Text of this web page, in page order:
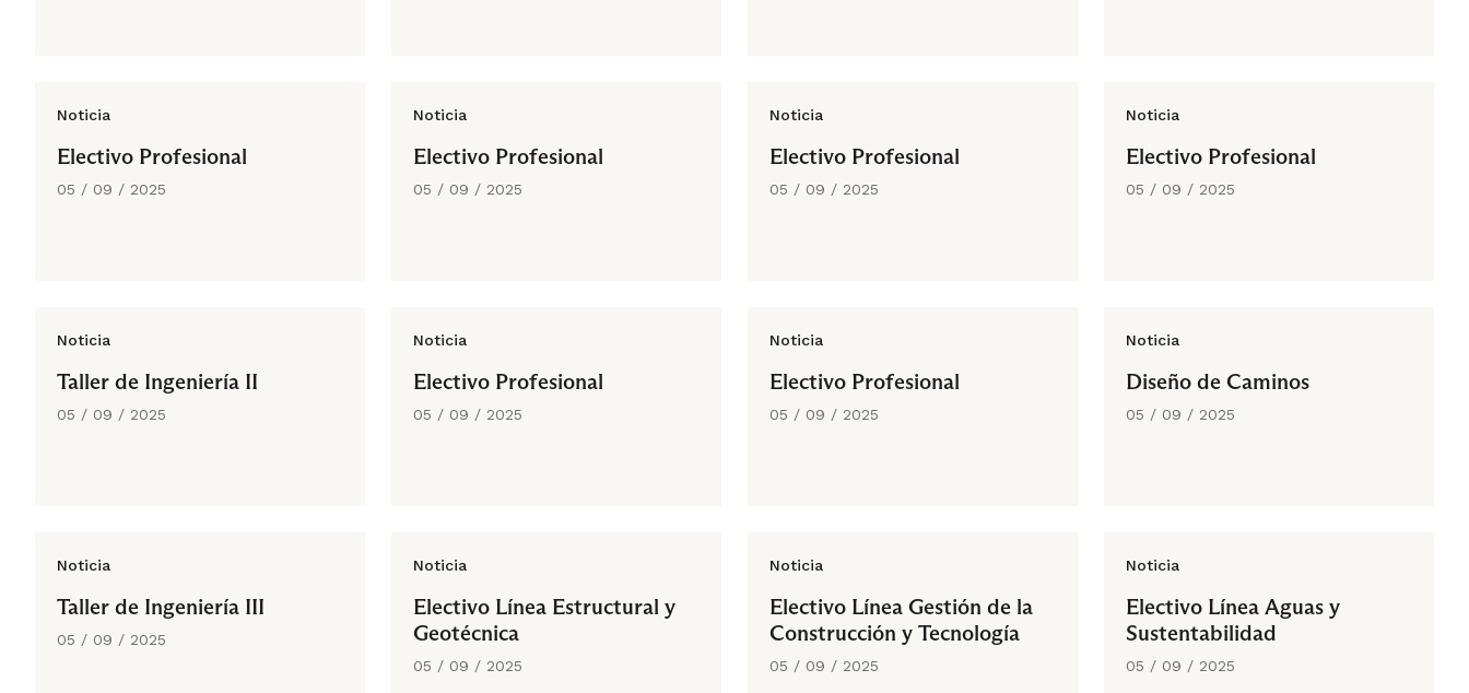
Noticia
Electivo Profesional
05 / 09 / 2025
Noticia
Electivo Profesional
05 / 09 / 2025
Noticia
Electivo Profesional
05 / 09 / 2025
Noticia
Electivo Profesional
05 / 09 / 2025
Noticia
Taller de Ingeniería II
05 / 09 / 2025
Noticia
Electivo Profesional
05 / 09 / 2025
Noticia
Electivo Profesional
05 / 09 / 2025
Noticia
Diseño de Caminos
05 / 09 / 2025
Noticia
Taller de Ingeniería III
05 / 09 / 2025
Noticia
Electivo Línea Estructural y
Geotécnica
05 / 09 / 2025
Noticia
Electivo Línea Gestión de la
Construcción y Tecnología
05 / 09 / 2025
Noticia
Electivo Línea Aguas y
Sustentabilidad
05 / 09 / 2025